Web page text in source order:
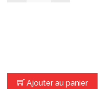
Ajouter au panier